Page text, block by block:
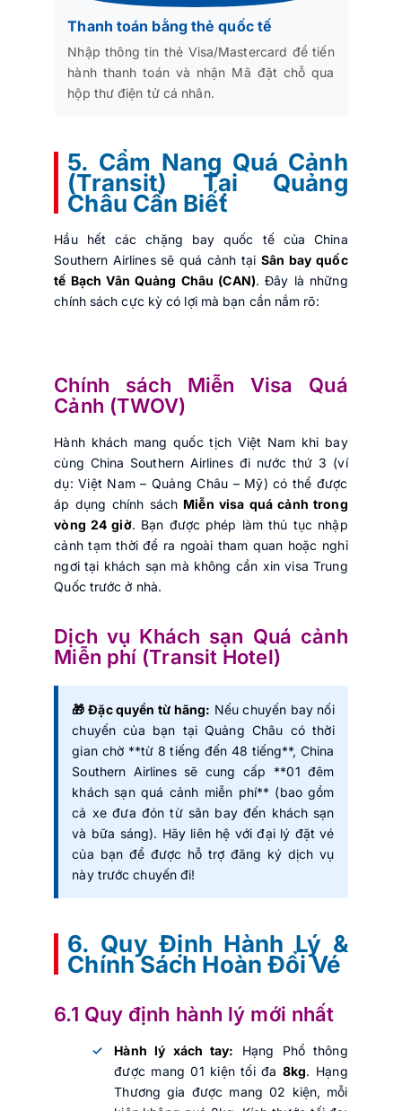
Thanh toán bằng thẻ quốc tế
Nhập thông tin thẻ Visa/Mastercard để tiến
hành thanh toán và nhận Mã đặt chỗ qua
hộp thư điện tử cá nhân.
5. Cẩm Nang Quá Cảnh
(Transit) Tại Quảng
Châu Cần Biết
Hầu hết các chặng bay quốc tế của China
Southern Airlines sẽ quá cảnh tạiSân bay quốc
tế Bạch Vân Quảng Châu (CAN). Đây là những
chính sách cực kỳ có lợi mà bạn cần nắm rõ:
Chính sách Miễn Visa Quá
Cảnh (TWOV)
Hành khách mang quốc tịch Việt Nam khi bay
cùng China Southern Airlines đi nước thứ 3 (ví
dụ: Việt Nam – Quảng Châu – Mỹ) có thể được
áp dụng chính sách Miễn visa quá cảnh trong
vòng 24 giờ. Bạn được phép làm thủ tục nhập
cảnh tạm thời để ra ngoài tham quan hoặc nghỉ
ngơi tại khách sạn mà không cần xin visa Trung
Quốc trước ở nhà.
Dịch vụ Khách sạn Quá cảnh
Miễn phí (Transit Hotel)
🎁 Đặc quyền từ hãng: Nếu chuyến bay nối
chuyến của bạn tại Quảng Châu có thời
gian chờ **từ 8 tiếng đến 48 tiếng**, China
Southern Airlines sẽ cung cấp **01 đêm
khách sạn quá cảnh miễn phí** (bao gồm
cả xe đưa đón từ sân bay đến khách sạn
và bữa sáng). Hãy liên hệ với đại lý đặt vé
của bạn để được hỗ trợ đăng ký dịch vụ
này trước chuyến đi!
6. Quy Định Hành Lý &
Chính Sách Hoàn Đổi Vé
6.1 Quy định hành lý mới nhất
Hành lý xách tay: Hạng Phổ thông
được mang 01 kiện tối đa8kg. Hạng
Thương gia được mang 02 kiện, mỗi